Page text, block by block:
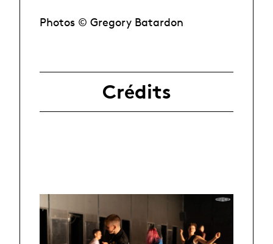
Photos © Gregory Batardon
Crédits